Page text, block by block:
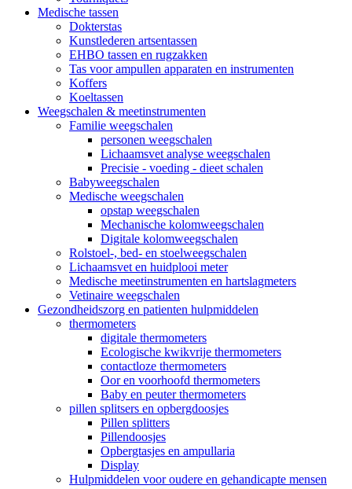
Medische tassen
Dokterstas
Kunstlederen artsentassen
EHBO tassen en rugzakken
Tas voor ampullen apparaten en instrumenten
Koffers
Koeltassen
Weegschalen & meetinstrumenten
Familie weegschalen
personen weegschalen
Lichaamsvet analyse weegschalen
Precisie - voeding - dieet schalen
Babyweegschalen
Medische weegschalen
opstap weegschalen
Mechanische kolomweegschalen
Digitale kolomweegschalen
Rolstoel-, bed- en stoelweegschalen
Lichaamsvet en huidplooi meter
Medische meetinstrumenten en hartslagmeters
Vetinaire weegschalen
Gezondheidszorg en patienten hulpmiddelen
thermometers
digitale thermometers
Ecologische kwikvrije thermometers
contactloze thermometers
Oor en voorhoofd thermometers
Baby en peuter thermometers
pillen splitsers en opbergdoosjes
Pillen splitters
Pillendoosjes
Opbergtasjes en ampullaria
Display
Hulpmiddelen voor oudere en gehandicapte mensen